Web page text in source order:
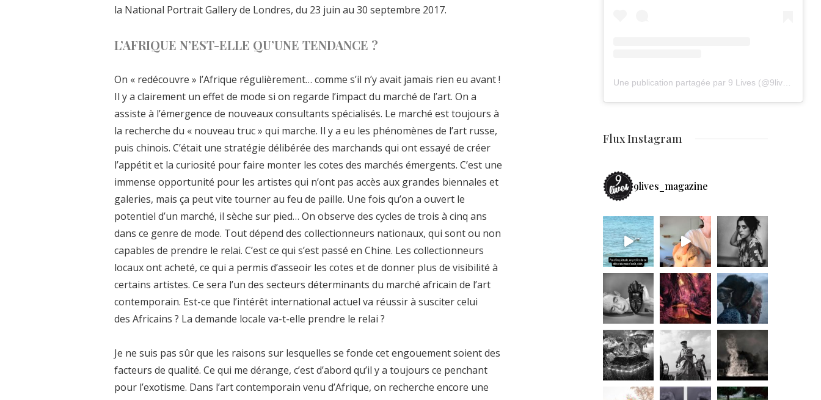
la National Portrait Gallery de Londres, du 23 juin au 30 septembre 2017.
L’AFRIQUE N’EST-ELLE QU’UNE TENDANCE ?
On « redécouvre » l’Afrique régulièrement… comme s’il n’y avait jamais rien eu avant !
Il y a clairement un effet de mode si on regarde l’impact du marché de l’art. On a
assiste à l’émergence de nouveaux consultants spécialisés. Le marché est toujours à
la recherche du « nouveau truc » qui marche. Il y a eu les phénomènes de l’art russe,
puis chinois. C’était une stratégie délibérée des marchands qui ont essayé de créer
l’appétit et la curiosité pour faire monter les cotes des marchés émergents. C’est une
immense opportunité pour les artistes qui n’ont pas accès aux grandes biennales et
galeries, mais ça peut vite tourner au feu de paille. Une fois qu’on a ouvert le
potentiel d’un marché, il sèche sur pied… On observe des cycles de trois à cinq ans
dans ce genre de mode. Tout dépend des collectionneurs nationaux, qui sont ou non
capables de prendre le relai. C’est ce qui s’est passé en Chine. Les collectionneurs
locaux ont acheté, ce qui a permis d’asseoir les cotes et de donner plus de visibilité à
certains artistes. Ce sera l’un des secteurs déterminants du marché africain de l’art
contemporain. Est-ce que l’intérêt international actuel va réussir à susciter celui
des Africains ? La demande locale va-t-elle prendre le relai ?
Je ne suis pas sûr que les raisons sur lesquelles se fonde cet engouement soient des
facteurs de qualité. Ce qui me dérange, c’est d’abord qu’il y a toujours ce penchant
pour l’exotisme. Dans l’art contemporain venu d’Afrique, on recherche encore une
Flux Instagram
9lives_magazine